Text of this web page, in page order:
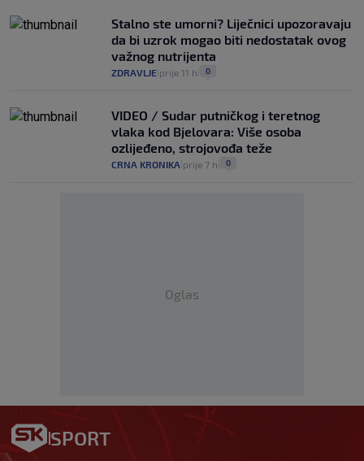
Stalno ste umorni? Liječnici upozoravaju
da bi uzrok mogao biti nedostatak ovog
važnog nutrijenta
ZDRAVLJE prije 11 h 0
VIDEO / Sudar putničkog i teretnog
vlaka kod Bjelovara: Više osoba
ozlijeđeno, strojovođa teže
CRNA KRONIKA prije 7 h 0
Oglas
SPORT